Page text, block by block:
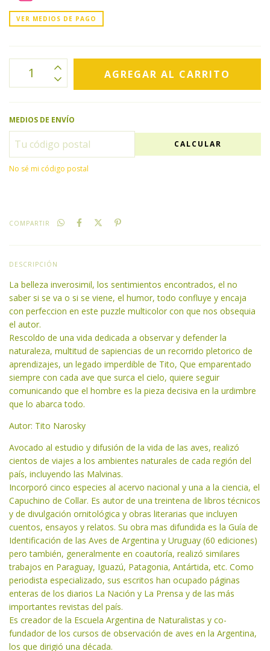
VER MEDIOS DE PAGO
MEDIOS DE ENVÍO
CALCULAR
No sé mi código postal
COMPARTIR
DESCRIPCIÓN
La belleza inverosimil, los sentimientos encontrados, el no
saber si se va o si se viene, el humor, todo confluye y encaja
con perfeccion en este puzzle multicolor con que nos obsequia
el autor.
Rescoldo de una vida dedicada a observar y defender la
naturaleza, multitud de sapiencias de un recorrido pletorico de
aprendizajes, un legado imperdible de Tito, Que emparentado
siempre con cada ave que surca el cielo, quiere seguir
comunicando que el hombre es la pieza decisiva en la urdimbre
que lo abarca todo.
Autor: Tito Narosky
Avocado al estudio y difusión de la vida de las aves, realizó
cientos de viajes a los ambientes naturales de cada región del
país, incluyendo las Malvinas.
Incorporó cinco especies al acervo nacional y una a la ciencia, el
Capuchino de Collar. Es autor de una treintena de libros técnicos
y de divulgación ornitológica y obras literarias que incluyen
cuentos, ensayos y relatos. Su obra mas difundida es la Guía de
Identificación de las Aves de Argentina y Uruguay (60 ediciones)
pero también, generalmente en coautoría, realizó similares
trabajos en Paraguay, Iguazú, Patagonia, Antártida, etc. Como
periodista especializado, sus escritos han ocupado páginas
enteras de los diarios La Nación y La Prensa y de las más
importantes revistas del país.
Es creador de la Escuela Argentina de Naturalistas y co-
fundador de los cursos de observación de aves en la Argentina,
los que dirigió una década.